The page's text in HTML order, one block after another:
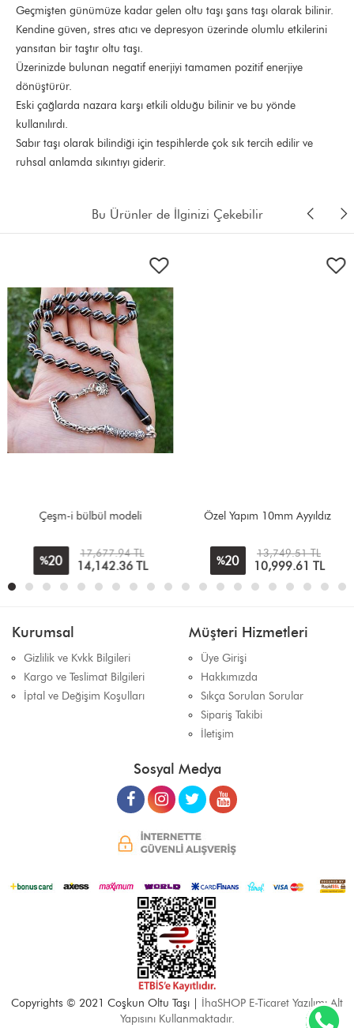
Geçmişten günümüze kadar gelen oltu taşı şans taşı olarak bilinir.
Kendine güven, stres atıcı ve depresyon üzerinde olumlu etkilerini
yansıtan bir taştır oltu taşı.
Üzerinizde bulunan negatif enerjiyi tamamen pozitif enerjiye
dönüştürür.
Eski çağlarda nazara karşı etkili olduğu bilinir ve bu yönde
kullanılırdı.
Sabır taşı olarak bilindiği için tespihlerde çok sık tercih edilir ve
ruhsal anlamda sıkıntıyı giderir.
Bu Ürünler de İlginizi Çekebilir
Çeşm-i bülbül modeli
%20
17,677.94 TL
14,142.36TL
Özel Yapım 10mm Ayyıldız
%20
13,749.51 TL
10,999.61 TL
Kurumsal
Gizlilik ve Kvkk Bilgileri
Kargo ve Teslimat Bilgileri
İptal ve Değişim Koşulları
Müşteri Hizmetleri
Üye Girişi
Hakkımızda
Sıkça Sorulan Sorular
Sipariş Takibi
İletişim
Sosyal Medya
Copyrights © 2021 Coşkun Oltu Taşı | İhaSHOP E-Ticaret Yazılımı Alt
Yapısını Kullanmaktadır.